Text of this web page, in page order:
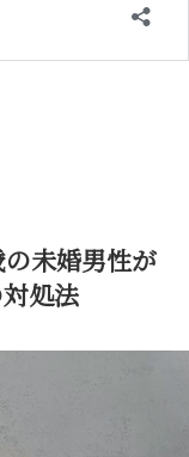
未婚男性が
処法